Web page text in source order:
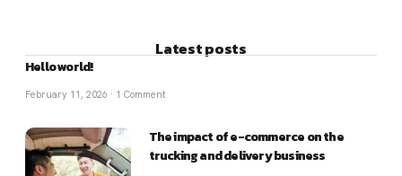
Latest posts
Hello world!
February 11, 2026 1 Comment
The impact of e-commerce on the
trucking and delivery business